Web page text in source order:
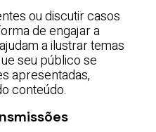
ou discutir casos
de engajar a
a ilustrar temas
seu público se
apresentadas,
conteúdo.